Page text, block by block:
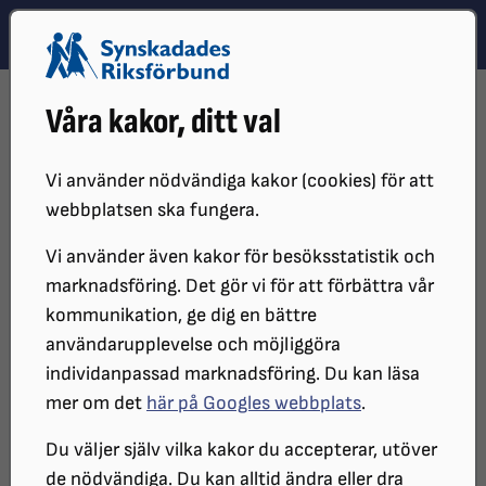
Våra kakor, ditt val
Vi använder nödvändiga kakor (cookies) för att
webbplatsen ska fungera.
Vi använder även kakor för besöksstatistik och
marknadsföring. Det gör vi för att förbättra vår
kommunikation, ge dig en bättre
användarupplevelse och möjliggöra
individanpassad marknadsföring. Du kan läsa
mer om det här på Googles webbplats.
Du väljer själv vilka kakor du accepterar, utöver
de nödvändiga. Du kan alltid ändra eller dra
Hoppa till innehåll
Hoppa till hitta snabbt
DISTRIKT
SRF BOHUSLÄN
NYHETER
Ni har väl inte missat junis